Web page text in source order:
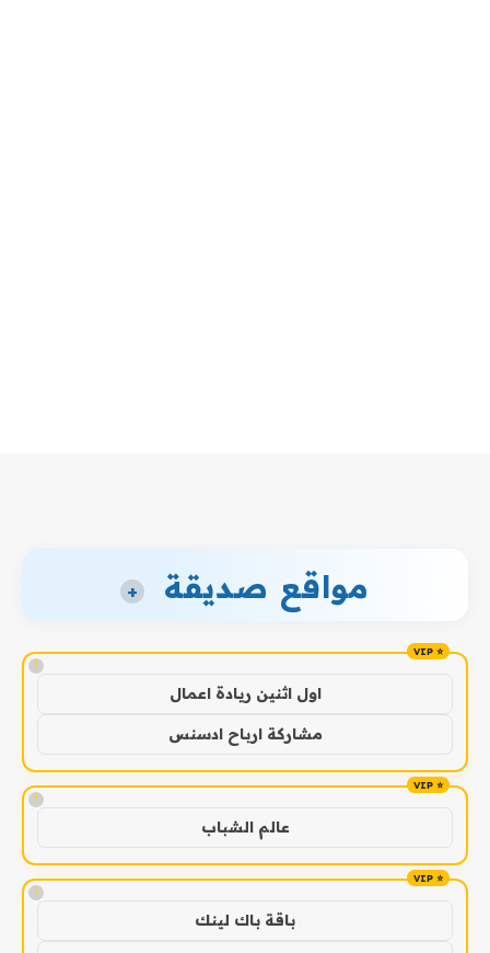
مواقع صديقة +
!
اول اثنين ريادة اعمال
مشاركة ارباح ادسنس
!
عالم الشباب
!
باقة باك لينك